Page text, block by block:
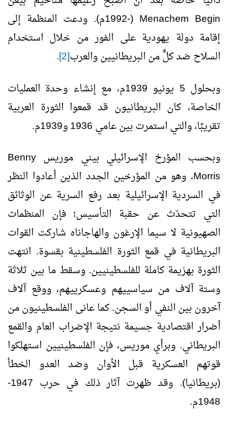
Menachem Begin
(-1992م). ودعت المنظمة إلى
إقامة دولة يهودية على الفور من خلال استخدام
السلاح ضد كلٍّ من البريطانيين والعرب[2]
.
وبحلول 5 يونيو 1939م، مع إنشاء وحدة العمليات
الخاصة، كان البريطانيون قد قمعوا الثورة العربية
تقريبًا، والتي استمرت بين عامي 1936 و1939م.
وبحسب المؤرخ الإسرائيلي بيني موريس Benny
Morris، وهو من المؤرخين الجدد الذين أعادوا النظر
في السردية الإسرائيلية بعد رفع السرية عن الوثائق
التي تتحدّث عن حقبة التأسيس؛ فإن المنظمات
الصهيونية لا سيما الإرغون والهاجاناه شاركت القوات
البريطانية في قمع الثورة الفلسطينية بقسوة. انتهت
الثورة بهزيمة كاملة للفلسطينيين. وسقط ما بين ثلاثة
وستة آلاف من سياسييهم وعسكرييهم، ووقع آلاف
آخرون بين النفي أو السجن. كما عانى الفلسطينيون من
أضرار اقتصادية جسيمة نتيجة الإضراب العام والقمع
البريطاني. وبرأي موريس، فإن الفلسطينيين استهلكوا
قوتهم العسكرية قبل الأوان وضد العدو الخطأ
(بريطانيا). وقد ظهرت آثار ذلك في حرب 1947-
1948م.